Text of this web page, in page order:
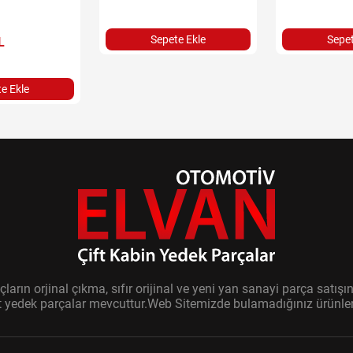
Ekle
Sepete Ekle
orjinal çıkma, sıfır orijinal ve yeni yan sanayi parça
parçalar mevcuttur.Web Sitemizde bulamadığınız